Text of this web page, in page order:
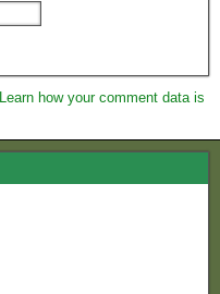
Learn how your comment data is